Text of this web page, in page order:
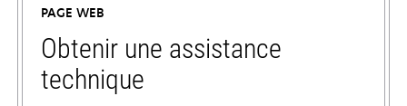
PAGE WEB
Obtenir une assistance
technique